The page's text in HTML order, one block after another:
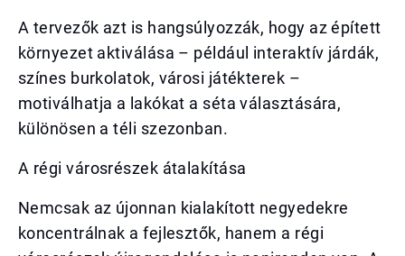
A tervezők azt is hangsúlyozzák, hogy az épített
környezet aktiválása – például interaktív járdák,
színes burkolatok, városi játékterek –
motiválhatja a lakókat a séta választására,
különösen a téli szezonban.
A régi városrészek átalakítása
Nemcsak az újonnan kialakított negyedekre
koncentrálnak a fejlesztők, hanem a régi